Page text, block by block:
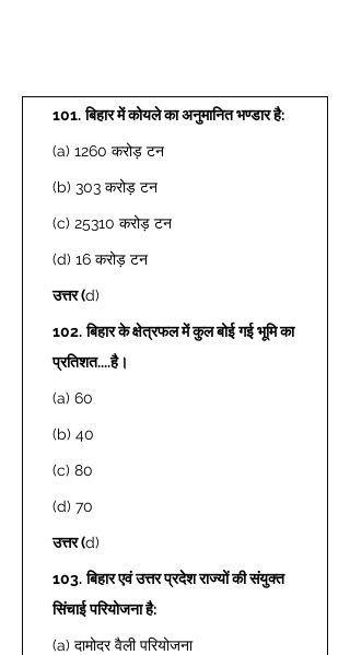
101. बिहार में कोयले का अनुमानित भण्डार है:
(a) 1260 करोड़ टन
(b) 303 करोड़ टन
(c) 25310 करोड़ टन
(d) 16 करोड़ टन
उत्तर (d)
102. बिहार के क्षेत्रफल में कुल बोई गई भूमि का
प्रतिशत....है।
(a) 60
(b) 40
(c) 80
(d) 70
उत्तर (d)
103. बिहार एवं उत्तर प्रदेश राज्यों की संयुक्त
सिंचाई परियोजना है:
(a) दामोदर वैली परियोजना